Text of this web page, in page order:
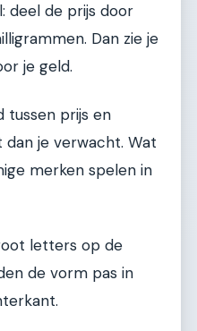
deel de prijs door
Dan zie je
je geld.
tussen prijs en
dan je verwacht. Wat
merken spelen in
letters op de
de vorm pas in